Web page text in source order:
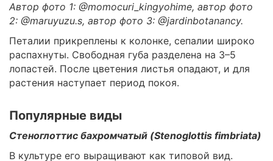
Автор фото 1: @momocuri_kingyohime, автор фото
2: @maruyuzu.s, автор фото 3: @jardinbotanancy.
Петалии прикреплены к колонке, сепалии широко
распахнуты. Свободная губа разделена на 3–5
лопастей. После цветения листья опадают, и для
растения наступает период покоя.
Популярные виды
Стеноглоттис бахромчатый (Stenoglottis fimbriata)
В культуре его выращивают как типовой вид.